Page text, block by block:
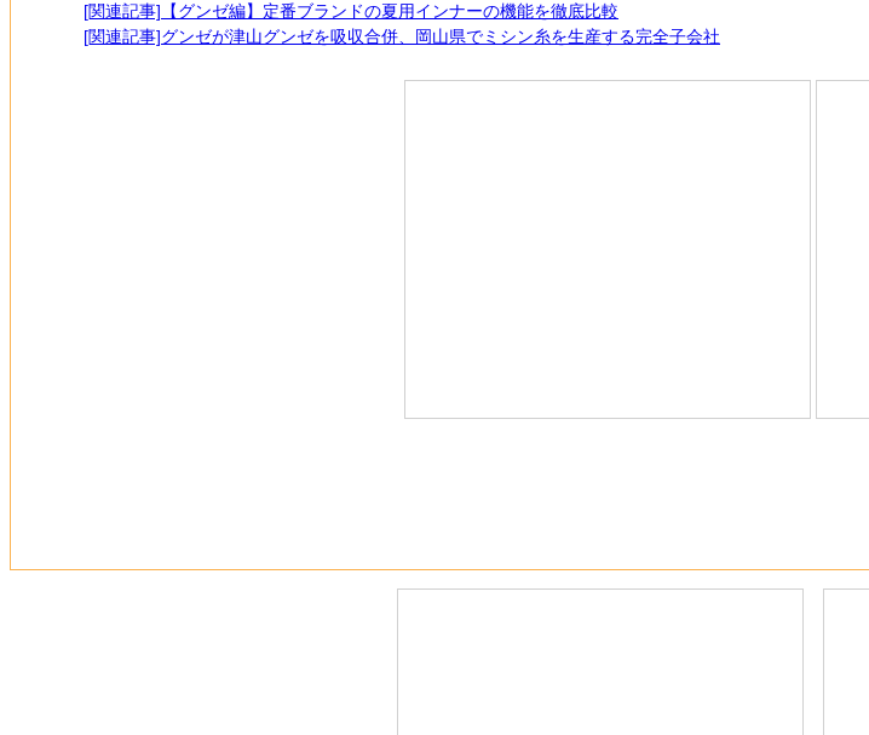
[関連記事]【グンゼ編】定番ブランドの夏用インナーの機能を徹底比較
[関連記事]グンゼが津山グンゼを吸収合併、岡山県でミシン糸を生産する完全子会社